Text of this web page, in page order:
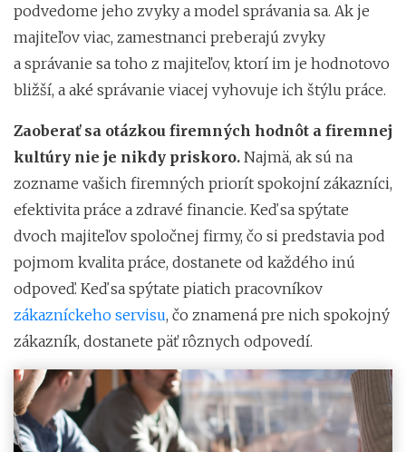
podvedome jeho zvyky a model správania sa. Ak je
majiteľov viac, zamestnanci preberajú zvyky
a správanie sa toho z majiteľov, ktorí im je hodnotovo
bližší, a aké správanie viacej vyhovuje ich štýlu práce.
Zaoberať sa otázkou firemných hodnôt a firemnej
kultúry nie je nikdy priskoro. Najmä, ak sú na
zozname vašich firemných priorít spokojní zákazníci,
efektivita práce a zdravé financie. Keď sa spýtate
dvoch majiteľov spoločnej firmy, čo si predstavia pod
pojmom kvalita práce, dostanete od každého inú
odpoveď. Keď sa spýtate piatich pracovníkov
zákazníckeho servisu, čo znamená pre nich spokojný
zákazník, dostanete päť rôznych odpovedí.